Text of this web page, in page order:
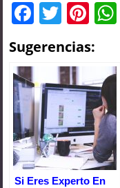
F
c
e
b
o
o
k
T
wi
tt
er
Pi
er
e
st
Sugerencias:
Si Eres Experto En